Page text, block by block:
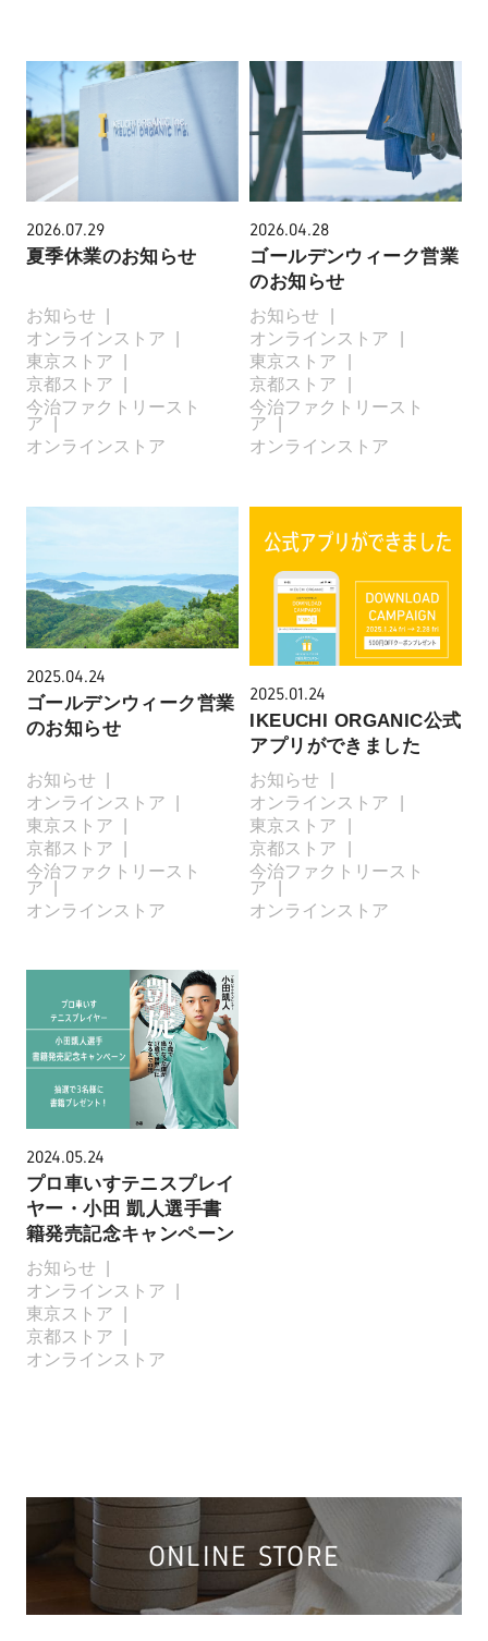
2026.07.29
夏季休業のお知らせ
お知らせ
オンラインストア
東京ストア
京都ストア
今治ファクトリースト
ア
オンラインストア
2026.04.28
ゴールデンウィーク営業
のお知らせ
お知らせ
オンラインストア
東京ストア
京都ストア
今治ファクトリースト
ア
オンラインストア
2025.04.24
ゴールデンウィーク営業
のお知らせ
お知らせ
オンラインストア
東京ストア
京都ストア
今治ファクトリースト
ア
オンラインストア
2025.01.24
IKEUCHI ORGANIC公式
アプリができました
お知らせ
オンラインストア
東京ストア
京都ストア
今治ファクトリースト
ア
オンラインストア
2024.05.24
プロ車いすテニスプレイ
ヤー・小田 凱人選手書
籍発売記念キャンペーン
お知らせ
オンラインストア
東京ストア
京都ストア
オンラインストア
ONLINE STORE